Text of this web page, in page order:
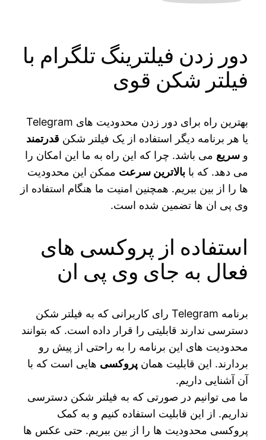
دور زدن فیلترینگ تلگرام با
فیلتر شکن قوی
بهترین راه برای دور زدن محدودیت‌ های Telegram
یا هر برنامه دیگر استفاده از یک فیلتر شکن قدرتمند
وسریع می‌ باشد. چرا که این راه به ما این امکان را
می‌ دهد. که بابالاترین سرعت ممکن این محدودیت‌
ها را از بین ببریم. همچنین امنیت ما هنگام استفاده از
وی پی ان ‌ها تضمین شده است.
استفاده از پروکسی های
فعال به جای وی پی ان
برنامه Telegram رای کاربرانی که به فیلتر شکن
دسترسی ندارند قابلیتی را قرار داده است. که بتوانند
محدودیت ‌های این برنامه را به راحتی از پیش رو
بردارند. این قابلیت همانپروکسی‌ هایی است که با
آن آشنایی داریم.
ما می‌ توانیم در صورتی که به فیلتر شکن دسترسی
نداریم. از این قابلیت استفاده کنیم و به کمک
پروکسی محدودیت ها را از بین ببریم. حتی عکس ها